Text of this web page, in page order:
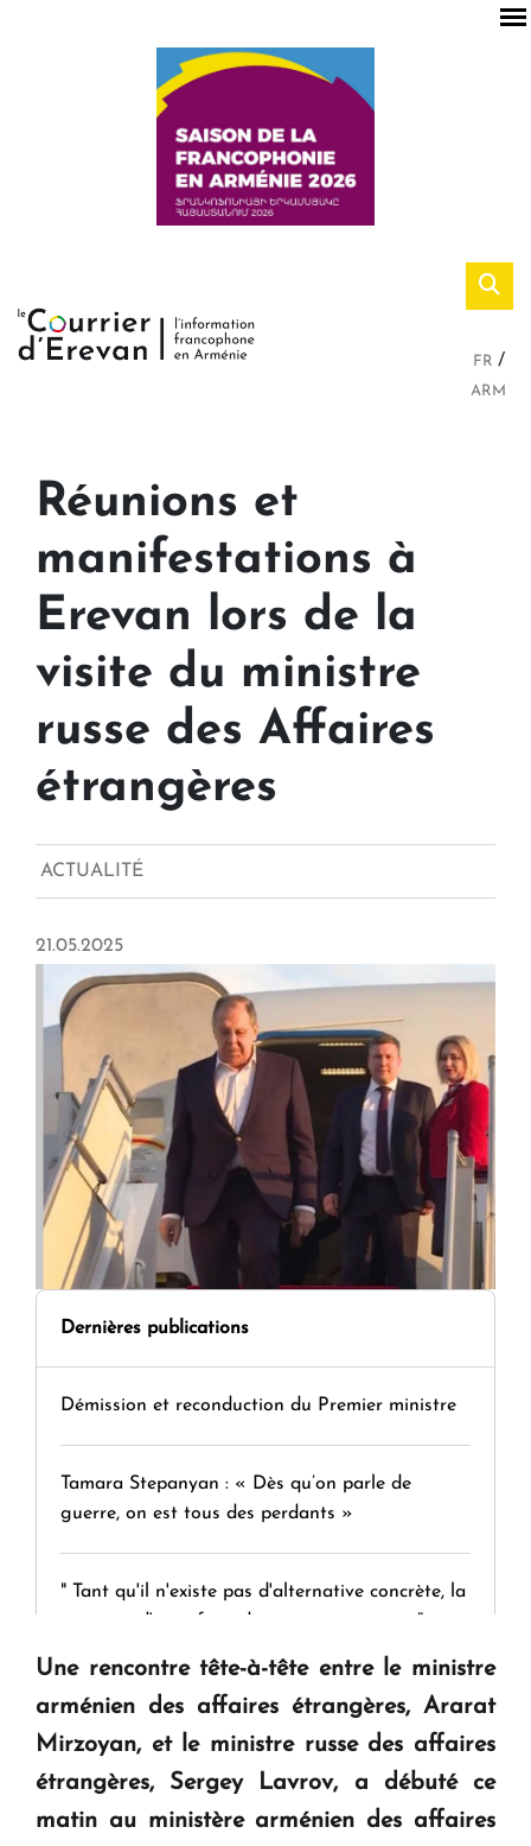
FR
ARM
Réunions et
manifestations à
Erevan lors de la
visite du ministre
russe des Affaires
étrangères
ACTUALITÉ
21.05.2025
Dernières publications
Démission et reconduction du Premier ministre
Tamara Stepanyan : « Dès qu’on parle de
guerre, on est tous des perdants »
" Tant qu'il n'existe pas d'alternative concrète, la
KASA : 30 ans d'audace, de résilience et d'avenir
en Arménie
Le premier hôtel Hyatt Regency d'Arménie
Une rencontre tête-à-tête entre le ministre
arménien des affaires étrangères, Ararat
Mirzoyan, et le ministre russe des affaires
étrangères, Sergey Lavrov, a débuté ce
matin au ministère arménien des affaires